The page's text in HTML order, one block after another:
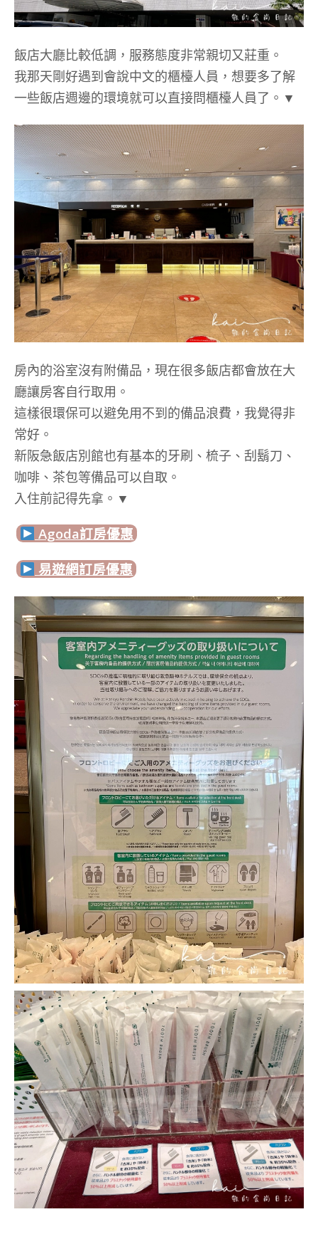
飯店大廳比較低調，服務態度非常親切又莊重。
我那天剛好遇到會說中文的櫃檯人員，想要多了解
一些飯店週邊的環境就可以直接問櫃檯人員了。▼
房內的浴室沒有附備品，現在很多飯店都會放在大
廳讓房客自行取用。
這樣很環保可以避免用不到的備品浪費，我覺得非
常好。
新阪急飯店別館也有基本的牙刷、梳子、刮鬍刀、
咖啡、茶包等備品可以自取。
入住前記得先拿。▼
Agoda訂房優惠
易遊網訂房優惠